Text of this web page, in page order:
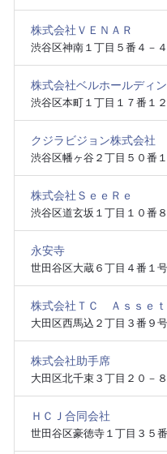
株式会社ＶＥＮＡＲ
渋谷区神南１丁目５番４－
株式会社ベルホールディ
渋谷区本町１丁目１７番１
クジラビジョン株式会社
渋谷区幡ヶ谷２丁目５０番
株式会社ＳｅｅＲｅ
渋谷区道玄坂１丁目１０番
永安寺
世田谷区大蔵６丁目４番１号
株式会社ＴＣ Ａｓｓｅ
大田区西馬込２丁目３番９
株式会社助手席
大田区北千束３丁目２０－８
ＨＣＪ合同会社
世田谷区豪徳寺１丁目３５